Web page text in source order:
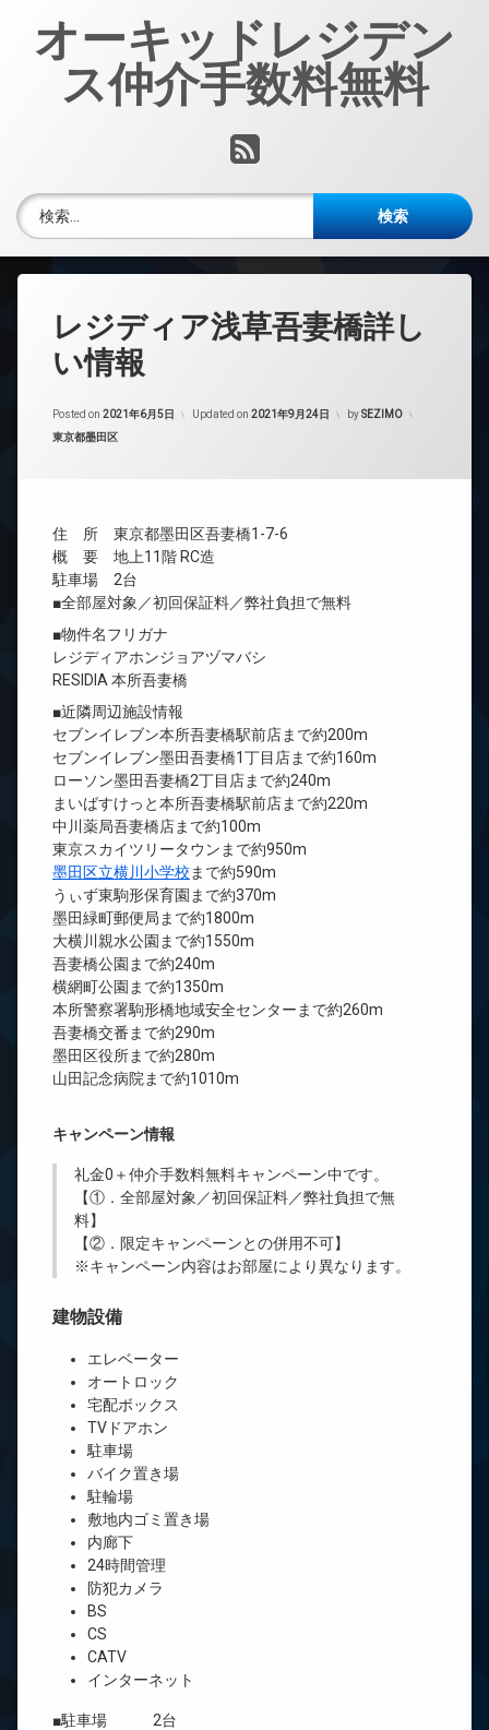
オーキッドレジデン
ス仲介手数料無料
RSS
検索:
レジディア浅草吾妻橋詳し
い情報
Posted on 2021年6月5日 Updated on 2021年9月24日 bySEZIMO
カテゴリー:
東京都墨田区
住 所 東京都墨田区吾妻橋1-7-6
概 要 地上11階 RC造
駐車場 2台
■全部屋対象／初回保証料／弊社負担で無料
■物件名フリガナ
レジディアホンジョアヅマバシ
RESIDIA 本所吾妻橋
■近隣周辺施設情報
セブンイレブン本所吾妻橋駅前店まで約200m
セブンイレブン墨田吾妻橋1丁目店まで約160m
ローソン墨田吾妻橋2丁目店まで約240m
まいばすけっと本所吾妻橋駅前店まで約220m
中川薬局吾妻橋店まで約100m
東京スカイツリータウンまで約950m
墨田区立横川小学校 まで約590m
うぃず東駒形保育園まで約370m
墨田緑町郵便局まで約1800m
大横川親水公園まで約1550m
吾妻橋公園まで約240m
横網町公園まで約1350m
本所警察署駒形橋地域安全センターまで約260m
吾妻橋交番まで約290m
墨田区役所まで約280m
山田記念病院まで約1010m
キャンペーン情報
礼金0 ＋仲介手数料無料キャンペーン中です。
【①．全部屋対象／初回保証料／弊社負担で無
料】
【②．限定キャンペーンとの併用不可】
※キャンペーン内容はお部屋により異なります。
建物設備
エレベーター
オートロック
宅配ボックス
TVドアホン
駐車場
バイク置き場
駐輪場
敷地内ゴミ置き場
内廊下
24時間管理
防犯カメラ
BS
CS
CATV
インターネット
■駐車場 2台